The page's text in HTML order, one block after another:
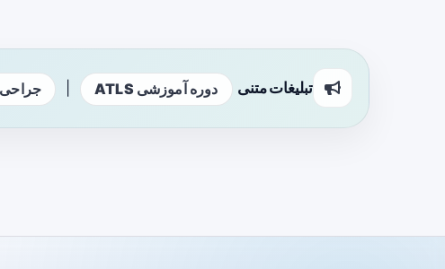
تبلیغات متنی دوره آموزشی ATLS جراحی